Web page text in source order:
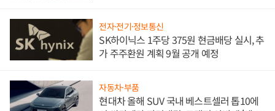
전자·전기·정보통신
SK하이닉스 1주당 375원 현금배당 실시, 추
가 주주환원 계획 9월 공개 예정
자동차·부품
현대차 올해 SUV 국내 베스트셀러 톱10에